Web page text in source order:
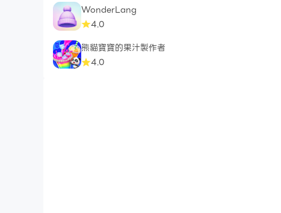
WonderLang
4.0
熊貓寶寶的果汁製作者
4.0